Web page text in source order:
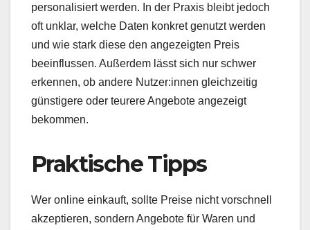
personalisiert werden. In der Praxis bleibt jedoch
oft unklar, welche Daten konkret genutzt werden
und wie stark diese den angezeigten Preis
beeinflussen. Außerdem lässt sich nur schwer
erkennen, ob andere Nutzer:innen gleichzeitig
günstigere oder teurere Angebote angezeigt
bekommen.
Praktische Tipps
Wer online einkauft, sollte Preise nicht vorschnell
akzeptieren, sondern Angebote für Waren und